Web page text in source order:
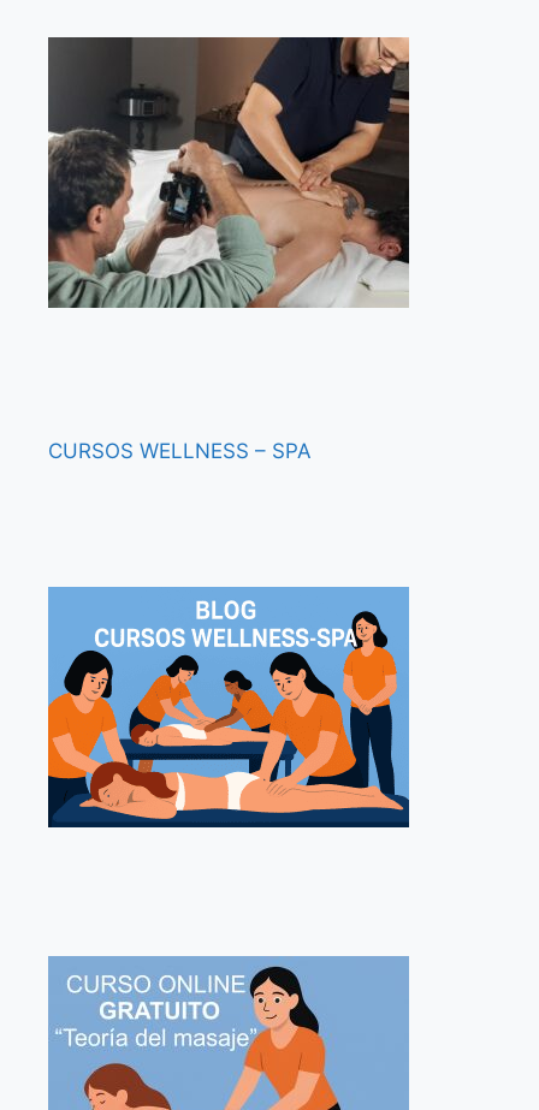
CURSOS WELLNESS – SPA